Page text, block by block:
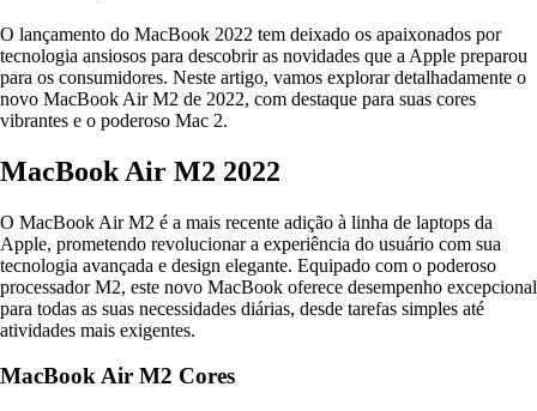
O lançamento do MacBook 2022 tem deixado os apaixonados por
tecnologia ansiosos para descobrir as novidades que a Apple preparou
para os consumidores. Neste artigo, vamos explorar detalhadamente o
novo MacBook Air M2 de 2022, com destaque para suas cores
vibrantes e o poderoso Mac 2.
MacBook Air M2 2022
O MacBook Air M2 é a mais recente adição à linha de laptops da
Apple, prometendo revolucionar a experiência do usuário com sua
tecnologia avançada e design elegante. Equipado com o poderoso
processador M2, este novo MacBook oferece desempenho excepcional
para todas as suas necessidades diárias, desde tarefas simples até
atividades mais exigentes.
MacBook Air M2 Cores